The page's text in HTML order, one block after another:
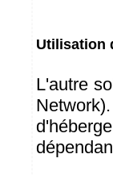
Utilisation
L'autre